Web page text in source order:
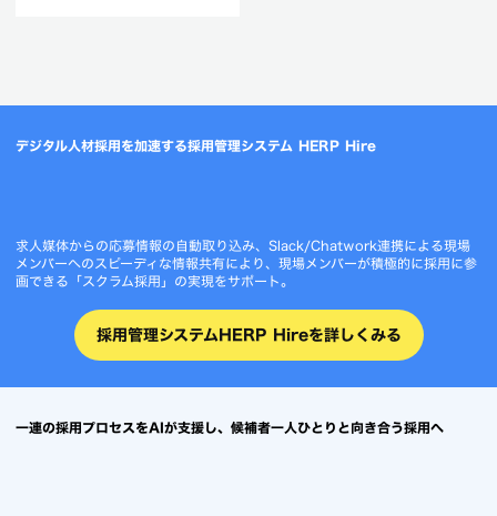
デジタル人材採用を加速する採用管理システム HERP Hire
求人媒体からの応募情報の自動取り込み、Slack/Chatwork連携による現場
メンバーへのスピーディな情報共有により、現場メンバーが積極的に採用に参
画できる「スクラム採用」の実現をサポート。
採用管理システムHERP Hireを詳しくみる
一連の採用プロセスをAIが支援し、候補者一人ひとりと向き合う採用へ